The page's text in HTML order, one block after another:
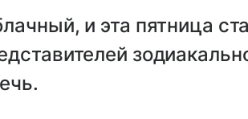
и эта пятница